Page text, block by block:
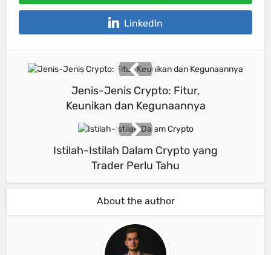
LinkedIn
Jenis-Jenis Crypto: Fitur,
Keunikan dan Kegunaannya
Istilah-Istilah Dalam Crypto yang
Trader Perlu Tahu
About the author